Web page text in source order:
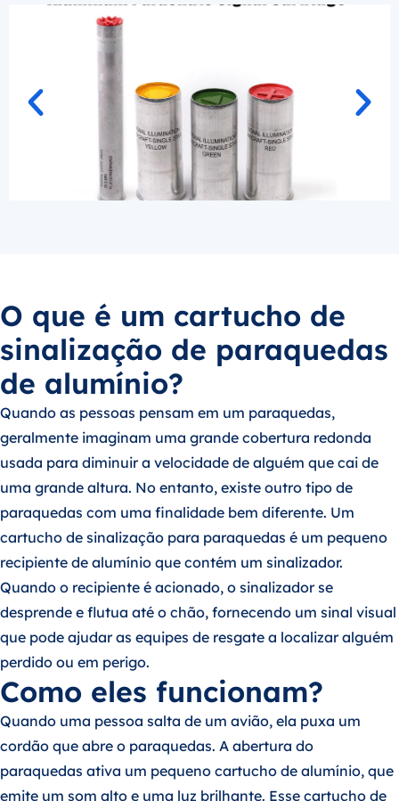
O que é um cartucho de
sinalização de paraquedas
de alumínio?
Quando as pessoas pensam em um paraquedas,
geralmente imaginam uma grande cobertura redonda
usada para diminuir a velocidade de alguém que cai de
uma grande altura. No entanto, existe outro tipo de
paraquedas com uma finalidade bem diferente. Um
cartucho de sinalização para paraquedas é um pequeno
recipiente de alumínio que contém um sinalizador.
Quando o recipiente é acionado, o sinalizador se
desprende e flutua até o chão, fornecendo um sinal visual
que pode ajudar as equipes de resgate a localizar alguém
perdido ou em perigo.
Como eles funcionam?
Quando uma pessoa salta de um avião, ela puxa um
cordão que abre o paraquedas. A abertura do
paraquedas ativa um pequeno cartucho de alumínio, que
emite um som alto e uma luz brilhante. Esse cartucho de